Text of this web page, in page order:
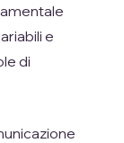
e
di